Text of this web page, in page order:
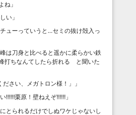
ね 」
い 」
ューっていうと…セミの抜け殻入っ
は刀身と比べると遥かに柔らかい鉄
打ちなんてしたら折れる と聞いた
ださい、メガトロン様！」
」
!!!!!!栗原！壁ねえぞ!!!!!! 」
とられるだけでしぬワケじゃないし